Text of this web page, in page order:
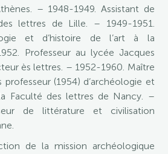
– 1948-1949. Assistant de
lettres de Lille. – 1949-1951.
et d’histoire de l’art à la
Professeur au lycée Jacques
ès lettres. – 1952-1960. Maître
(1954) d’archéologie et
Faculté des lettres de Nancy. –
de littérature et civilisation
de la mission archéologique